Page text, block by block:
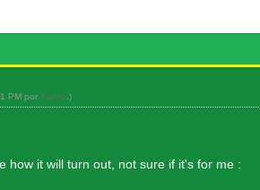
PM por Kamio .)
how it will turn out, not sure if it's for me :